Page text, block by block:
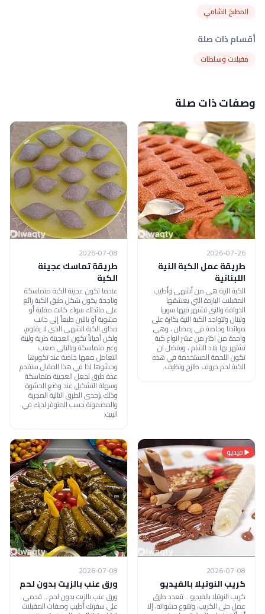
المطبخ الشامي
أقسام ذات صلة
مقبلات وسلطات
وصفات ذات صلة
2026-07-26
طريقة عمل الكبة النية
اللبنانية
الكبة النية هي من أشهى وأطيب
المقبلات الباردة التي يعشقها
الذواقة والتي تشتهر فيها سوريا
ولبنان وتتواجد الكبة النية بكثرة على
موائدنا وخاصة في رمضان ، وهي
واحدة من اكثر من عشر انواع كبة
تشتهر بها بلاد الشام ، ويفضل ان
تكون اللحمة المستخدمة في هذه
الكبة لحم خروف طازج ونظيف.
2026-07-08
طريقة تماسك عجينة
الكبة
عندما تكون عجينة الكبة متماسكة
وناجحة يكون شكل طبق الكبة رائع
على مائدتك سواء كانت مقلية أو
مشوية أو باللبن طبعاً إلى جانب
مذاق الكبة الشهي الذي لا يقاوم،
ولكن أحياناً تكون العجينة طرية ولينة
وغير متماسكة وبالتالي صعب
التعامل معها خاصة عند تكويرها
وحشوها لذا في هذا المقال سنقدم
عدة طرق لجعل العجينة متماسكة
وسهلة التشكيل عند وضع الحشوة
وذلك بإحدى الطرق التالية المجربة
والمضمونة حسب المتوفر لديك في
البيت:
فيديو
2026-07-08
كريب النوتيلا بالفيديو
كريب النوتيلا بالفيديو .. تتعدد طرق
عمل حلى الكريب، وتتنوع حشواته، إلا
2026-07-08
ورق عنب بالزيت بدون لحم
ورق عنب بالزيت بدون لحم .. قدمي
على سفرتك أطيب وصفات المقبلات